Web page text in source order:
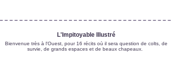
L'Impitoyable Illustré
Bienvenue très à l'Ouest, pour 16 récits où il sera question de colts, de
survie, de grands espaces et de beaux chapeaux.